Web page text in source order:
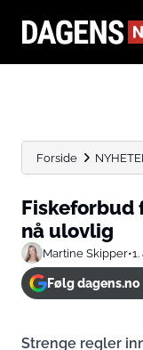
Forside
Fiskeforbud
nå ulovlig
Martine Skipper•
Følg dagens.no
Strenge regler